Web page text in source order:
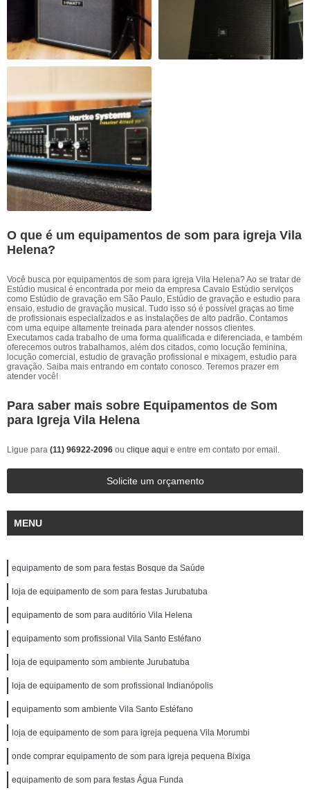
O que é um equipamentos de som para igreja Vila
Helena?
Você busca por equipamentos de som para igreja Vila Helena? Ao se tratar de
Estúdio musical é encontrada por meio da empresa Cavalo Estúdio serviços
como Estúdio de gravação em São Paulo, Estúdio de gravação e estudio para
ensaio, estudio de gravação musical. Tudo isso só é possível graças ao time
de profissionais especializados e as instalações de alto padrão. Contamos
com uma equipe altamente treinada para atender nossos clientes.
Executamos cada trabalho de uma forma qualificada e diferenciada, e também
oferecemos outros trabalhamos, além dos citados, como locução feminina,
locução comercial, estudio de gravação profissional e mixagem, estudio para
gravação. Saiba mais entrando em contato conosco. Teremos prazer em
atender você!
Para saber mais sobre Equipamentos de Som
para Igreja Vila Helena
Ligue para (11) 96922-2096 ou clique aqui e entre em contato por email.
Solicite um orçamento
MENU
equipamento de som para festas Bosque da Saúde
loja de equipamento de som para festas Jurubatuba
equipamento de som para auditório Vila Helena
equipamento som profissional Vila Santo Estéfano
loja de equipamento som ambiente Jurubatuba
loja de equipamento de som profissional Indianópolis
equipamento som ambiente Vila Santo Estéfano
loja de equipamento de som para igreja pequena Vila Morumbi
onde comprar equipamento de som para igreja pequena Bixiga
equipamento de som para festas Água Funda